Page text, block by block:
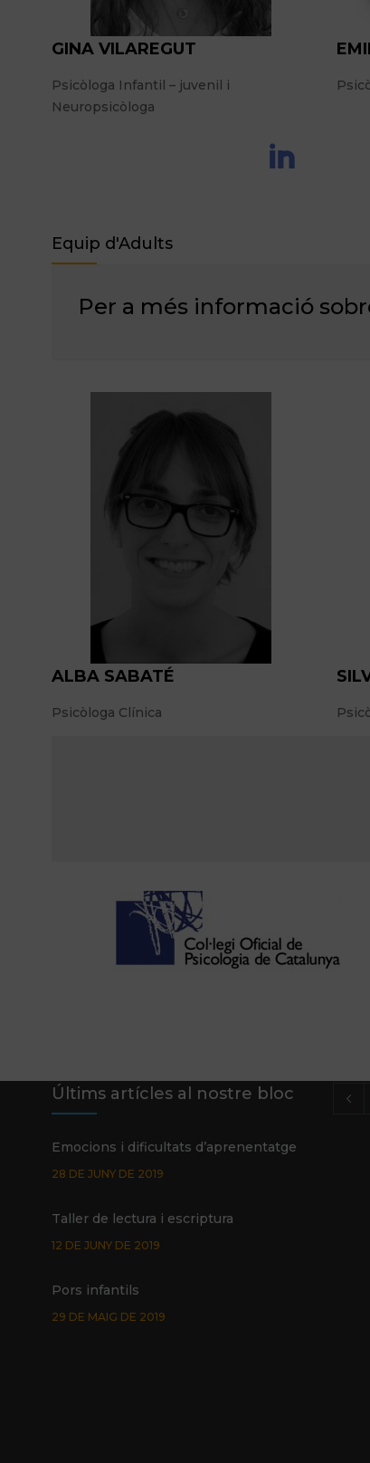
GINA VILAREGUT
Psicòloga Infantil – juvenil i
Neuropsicòloga
Equip d'Adults
Per a més informació
ALBA SABATÉ
Psicòloga Clínica
Últims artícles al nostre bloc
Emocions i dificultats d’aprenentatge
28 DE JUNY DE 2019
Taller de lectura i escriptura
12 DE JUNY DE 2019
Pors infantils
29 DE MAIG DE 2019